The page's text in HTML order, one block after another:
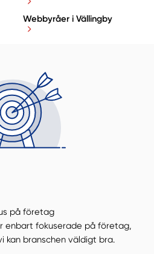
Webbyråer i Vällingby
på företag
enbart fokuserade på företag,
kan branschen väldigt bra.